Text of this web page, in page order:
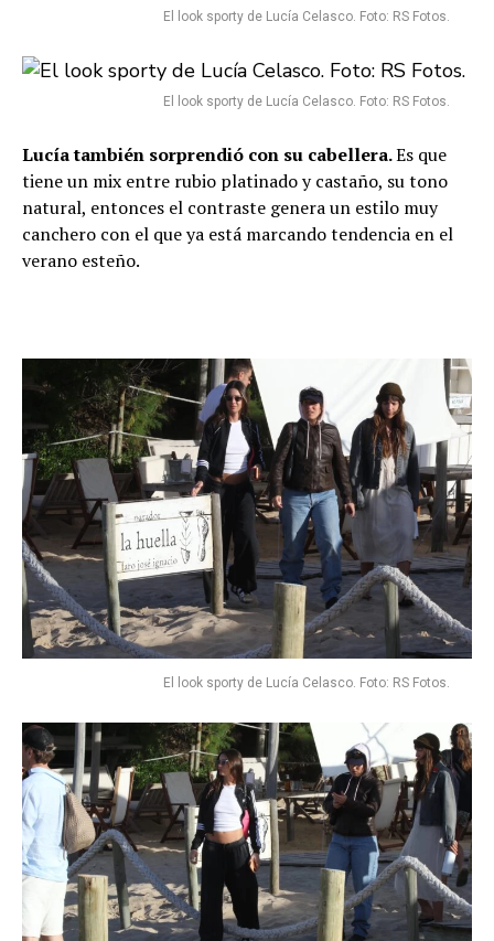
El look sporty de Lucía Celasco. Foto: RS Fotos.
El look sporty de Lucía Celasco. Foto: RS Fotos.
Lucía también sorprendió con su cabellera.Es que
tiene un mix entre rubio platinado y castaño, su tono
natural, entonces el contraste genera un estilo muy
canchero con el que ya está marcando tendencia en el
verano esteño.
El look sporty de Lucía Celasco. Foto: RS Fotos.